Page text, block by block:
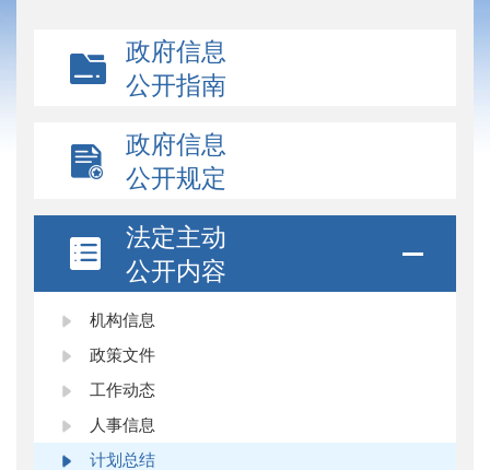
政府信息
公开指南
政府信息
公开规定
法定主动
公开内容
机构信息
政策文件
工作动态
人事信息
计划总结